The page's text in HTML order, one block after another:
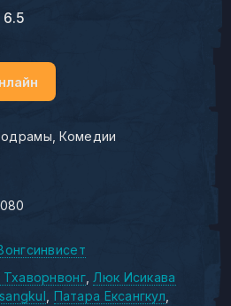
6.5
Комедии
Люк Исикава
Патара Ексангкул